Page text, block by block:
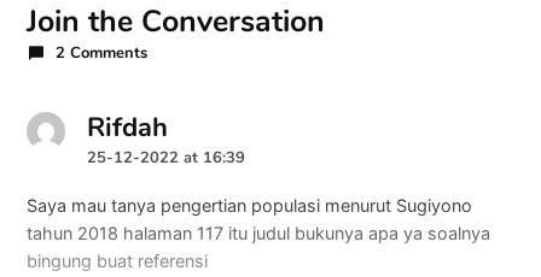
Join the Conversation
2 Comments
Rifdahsays:
25-12-2022 at 16:39
Saya mau tanya pengertian populasi menurut Sugiyono
tahun 2018 halaman 117 itu judul bukunya apa ya soalnya
bingung buat referensi